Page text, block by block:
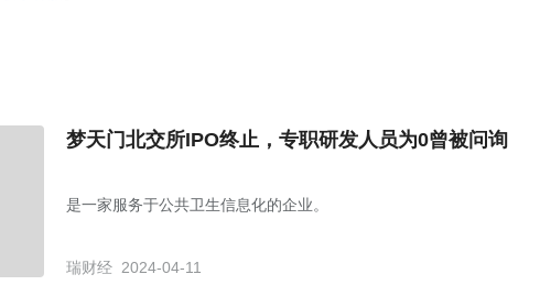
梦天门北交所IPO终止，专职研发人员为0曾被问询
是一家服务于公共卫生信息化的企业。
瑞财经 2024-04-11